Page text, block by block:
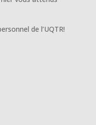
de l’UQTR!